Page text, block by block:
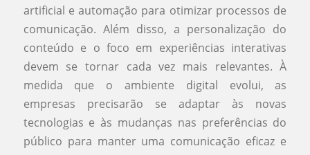
artificial e automação para otimizar processos de
comunicação. Além disso, a personalização do
conteúdo e o foco em experiências interativas
devem se tornar cada vez mais relevantes. À
medida que o ambiente digital evolui, as
empresas precisarão se adaptar às novas
tecnologias e às mudanças nas preferências do
público para manter uma comunicação eficaz e